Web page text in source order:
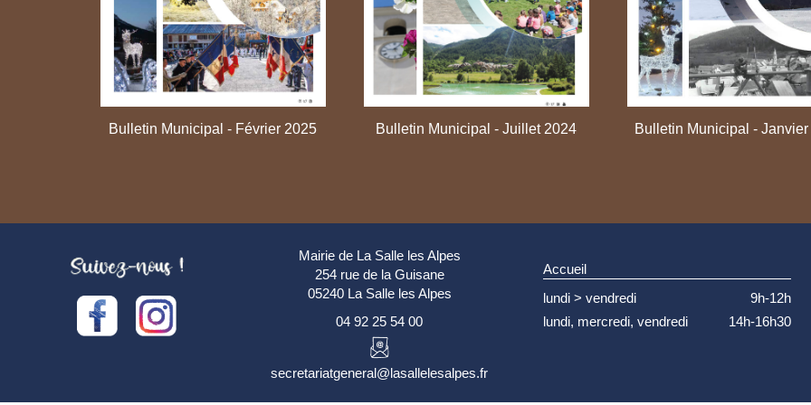
Bulletin Municipal - Février 2025 Bulletin Municipal - Juillet 2024 Bulletin Municipal -
Mairie de La Salle les Alpes
254 rue de la Guisane
05240 La Salle les Alpes
04 92 25 54 00
secretariatgeneral@lasallelesalpes.fr
Accueil
lundi > vendredi
9h-12h
lundi, mercredi, vendredi
14h-16h30